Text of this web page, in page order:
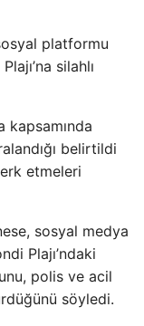
platformu
silahlı
kapsamında
belirtildi
etmeleri
sosyal medya
Plajı’ndaki
polis ve acil
söyledi.